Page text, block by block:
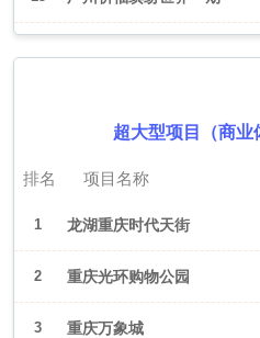
超大型项目（商业
排名 项目名称
1 龙湖重庆时代天街
2 重庆光环购物公园
3 重庆万象城